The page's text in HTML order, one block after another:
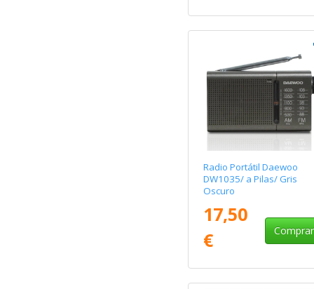
Radio Portátil Daewoo
DW1035/ a Pilas/ Gris
Oscuro
17,50
€
Comprar